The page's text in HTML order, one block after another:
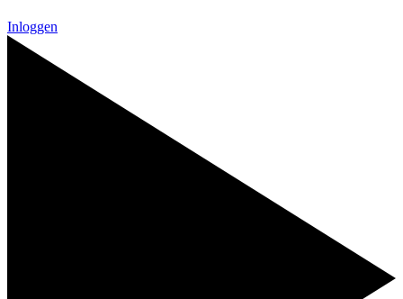
Inloggen